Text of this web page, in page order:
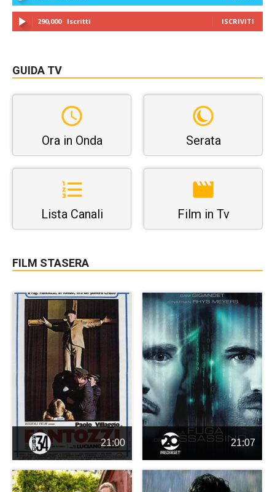
290,000 Iscritti ISCRIVITI
GUIDA TV
Ora in Onda Serata
Lista Canali Film in Tv
FILM STASERA
21:00 21:07